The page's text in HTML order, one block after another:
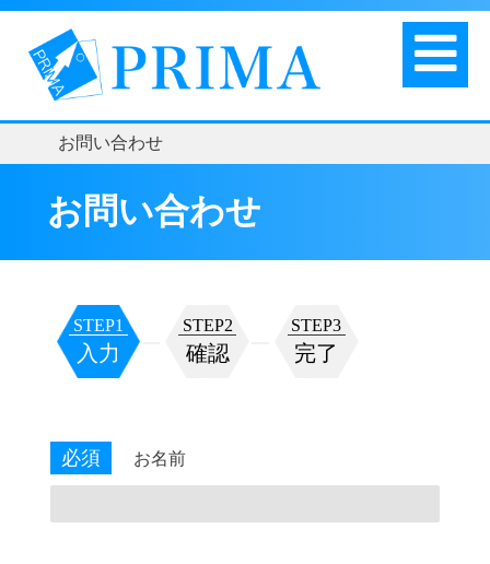
お問い合わせ
お問い合わせ
STEP1
入力
STEP2
確認
STEP3
完了
必須 お名前